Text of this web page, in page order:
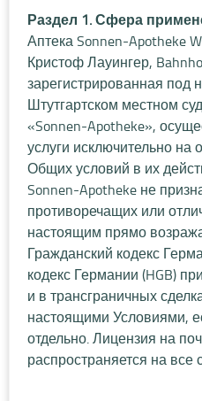
Раздел 1. Сфера
Аптека Sonnen-Apotheke
Кристоф Лауингер,
зарегистрированная под
Штутгартском местном
«Sonnen-Apotheke»,
услуги исключительно
Общих условий в их
Sonnen-Apotheke не
противоречащих или
настоящим прямо
Гражданский кодекс
кодекс Германии (HGB)
и в трансграничных
настоящими Условиями,
отдельно. Лицензия на
распространяется на все